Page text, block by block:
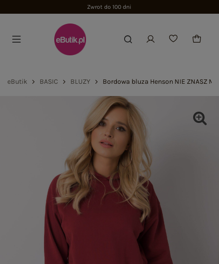
Zwrot do 100 dni
eButik BASIC BLUZY Bordowa bluza Henson NIE ZNASZ